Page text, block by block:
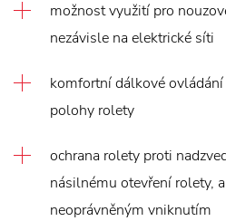
možnost využití pro
nezávisle na elektrické síti
komfortní dálkové
polohy rolety
ochrana rolety proti
násilnému otevření rolety,
neoprávněným vniknutím